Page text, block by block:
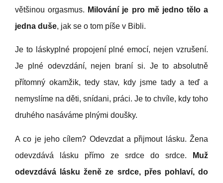
většinou orgasmus. Milování je pro mě jedno tělo a
jedna duše, jak se o tom píše v Bibli.
Je to láskyplné propojení plné emocí, nejen vzrušení.
Je plné odevzdání, nejen braní si. Je to absolutně
přítomný okamžik, tedy stav, kdy jsme tady a teď a
nemyslíme na děti, snídani, práci. Je to chvíle, kdy toho
druhého nasáváme plnými doušky.
A co je jeho cílem? Odevzdat a přijmout lásku. Žena
odevzdává lásku přímo ze srdce do srdce.
Muž
odevzdává lásku ženě ze srdce, přes pohlaví, do